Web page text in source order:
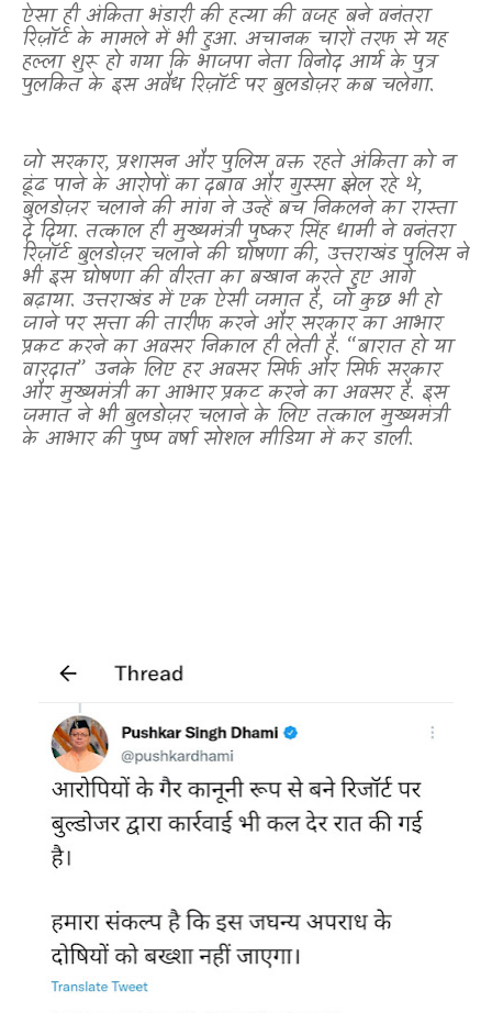
ऐसा ही अंकिता भंडारी की हत्या की वजह बने वनंतरा
रिज़ॉर्ट के मामले में भी हुआ. अचानक चारों तरफ से यह
हल्ला शुरू हो गया कि भाजपा नेता विनोद आर्य के पुत्र
पुलकित के इस अवैध रिज़ॉर्ट पर बुलडोज़र कब चलेगा.
जो सरकार, प्रशासन और पुलिस वक्त रहते अंकिता को न
ढूंढ पाने के आरोपों का दबाव और गुस्सा झेल रहे थे,
बुलडोज़र चलाने की मांग ने उन्हें बच निकलने का रास्ता
दे दिया. तत्काल ही मुख्यमंत्री पुष्कर सिंह धामी ने वनंतरा
रिज़ॉर्ट बुलडोज़र चलाने की घोषणा की, उत्तराखंड पुलिस ने
भी इस घोषणा की वीरता का बखान करते हुए आगे
बढ़ाया. उत्तराखंड में एक ऐसी जमात है, जो कुछ भी हो
जाने पर सत्ता की तारीफ करने और सरकार का आभार
प्रकट करने का अवसर निकाल ही लेती है. “बारात हो या
वारदात” उनके लिए हर अवसर सिर्फ और सिर्फ सरकार
और मुख्यमंत्री का आभार प्रकट करने का अवसर है. इस
जमात ने भी बुलडोज़र चलाने के लिए तत्काल मुख्यमंत्री
के आभार की पुष्प वर्षा सोशल मीडिया में कर डाली.